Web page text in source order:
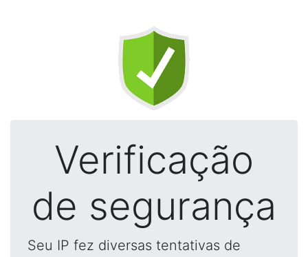
Verificação
de segurança
Seu IP fez diversas tentativas de